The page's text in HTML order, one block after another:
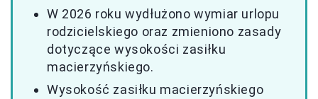
W 2026 roku wydłużono wymiar urlopu
rodzicielskiego oraz zmieniono zasady
dotyczące wysokości zasiłku
macierzyńskiego.
Wysokość zasiłku macierzyńskiego